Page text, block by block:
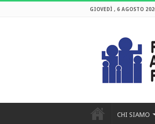
GIOVEDÌ , 6 AGOSTO
CHI SIAMO